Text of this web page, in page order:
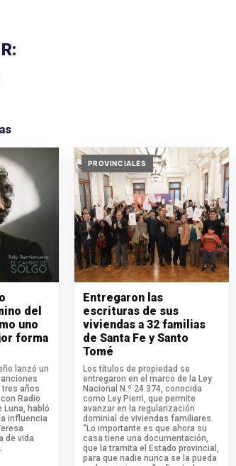
del
uno
forma
lanzó un
años
Radio
Luna, habló
influencia
de vida
PROVINCIALES
Entregaron las
escrituras de sus
viviendas a 32 familias
de Santa Fe y Santo
Tomé
Los títulos de propiedad se
entregaron en el marco de la Ley
Nacional N.º 24.374, conocida
como Ley Pierri, que permite
avanzar en la regularización
dominial de viviendas familiares.
“Lo importante es que ahora su
casa tiene una documentación,
que la tramita el Estado provincial,
para que nadie nunca se la pueda